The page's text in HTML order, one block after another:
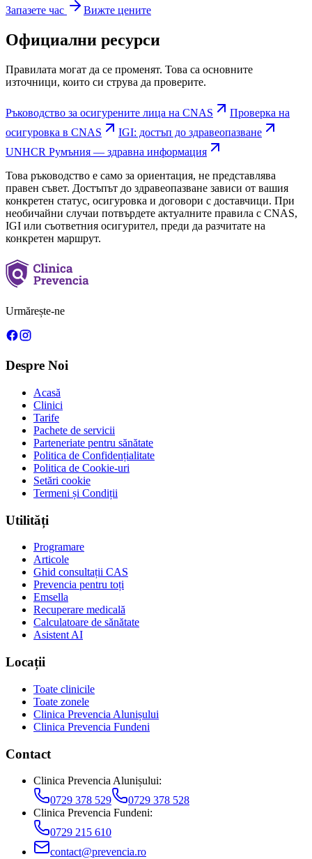
Запазете час Вижте цените
Официални ресурси
Правилата могат да се променят. Това са основните
източници, които си струва да проверите.
Ръководство за осигурените лица на CNAS
Проверка на
осигуровка в CNAS
IGI: достъп до здравеопазване
UNHCR Румъния — здравна информация
Това ръководство е само за ориентация, не представлява
правен съвет. Достъпът до здравеопазване зависи от вашия
конкретен статус, осигуровка и договори с доставчици. При
необичайни случаи потвърдете актуалните правила с CNAS,
IGI или съответния осигурител, преди да разчитате на
конкретен маршрут.
Urmărește-ne
Despre Noi
Acasă
Clinici
Tarife
Pachete de servicii
Parteneriate pentru sănătate
Politica de Confidențialitate
Politica de Cookie-uri
Setări cookie
Termeni și Condiții
Utilități
Programare
Articole
Ghid consultații CAS
Prevencia pentru toți
Emsella
Recuperare medicală
Calculatoare de sănătate
Asistent AI
Locații
Toate clinicile
Toate zonele
Clinica Prevencia Alunișului
Clinica Prevencia Fundeni
Contact
Clinica Prevencia Alunișului:
0729 378 529
0729 378 528
Clinica Prevencia Fundeni:
0729 215 610
contact@prevencia.ro